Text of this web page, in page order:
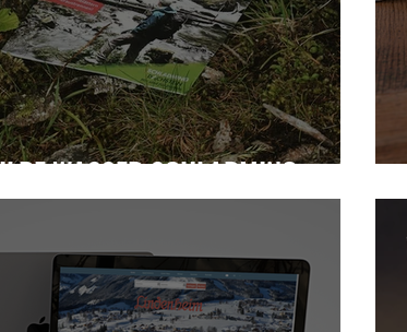
WASSER SCHLADMING